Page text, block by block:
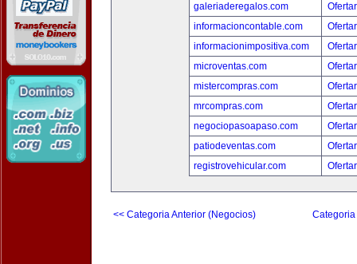
galeriaderegalos.com
informacioncontable.com
informacionimpositiva.com
microventas.com
mistercompras.com
mrcompras.com
negociopasoapaso.com
patiodeventas.com
registrovehicular.com
<< Categoria Anterior (Negocios)